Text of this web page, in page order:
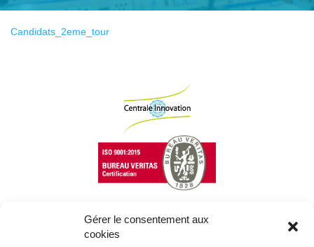
Gérer le consentement aux
cookies
Candidats_2eme_tour
Copyright Centrale Innovation © 2026 |